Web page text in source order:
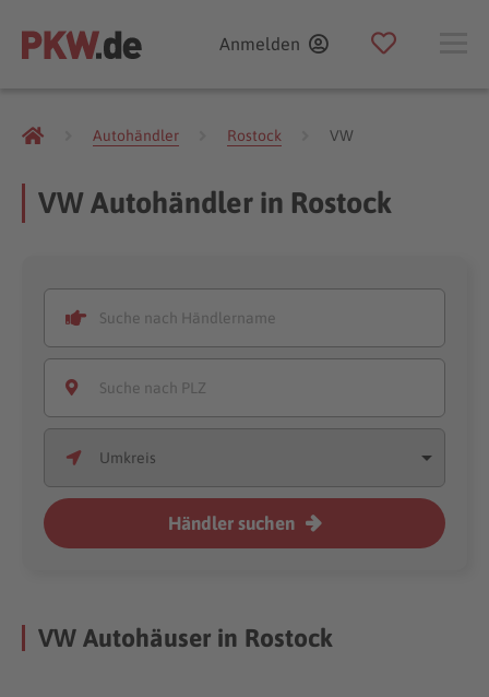
Anmelden
Autohändler Rostock VW
VW Autohändler in Rostock
Händler suchen
VW Autohäuser in Rostock